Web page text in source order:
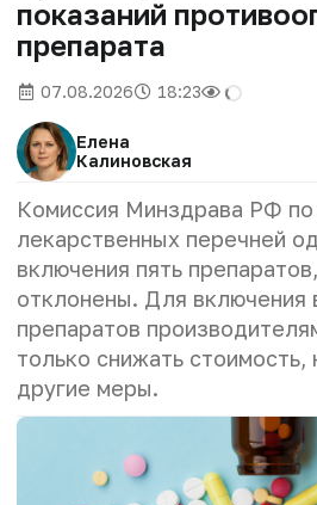
показаний
препарата
07.08.2026 18:23
Елена
Калиновская
Комиссия Минздрава РФ
лекарственных перечней
включения пять
отклонены. Для включения
препаратов
только снижать стоимость,
другие меры.